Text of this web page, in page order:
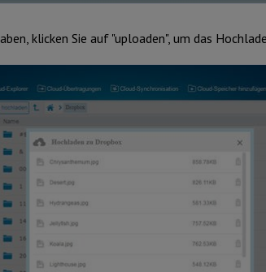
klicken Sie auf "uploaden", um das